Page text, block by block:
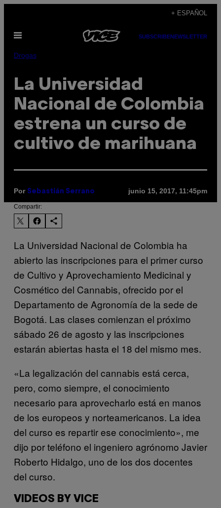
contenido
+ ESPAÑOL
Abrir
SUBSCRIBENEWSLETTER
Drogas
La Universidad
Nacional de Colombia
estrena un curso de
cultivo de marihuana
Por Sebastián Serrano junio 15, 2017, 11:45pm
Compartir:
La Universidad Nacional de Colombia ha
abierto las inscripciones para el primer curso
de Cultivo y Aprovechamiento Medicinal y
Cosmético del Cannabis, ofrecido por el
Departamento de Agronomía de la sede de
Bogotá. Las clases comienzan el próximo
sábado 26 de agosto y las inscripciones
estarán abiertas hasta el 18 del mismo mes.
«La legalización del cannabis está cerca,
pero, como siempre, el conocimiento
necesario para aprovecharlo está en manos
de los europeos y norteamericanos. La idea
del curso es repartir ese conocimiento», me
dijo por teléfono el ingeniero agrónomo Javier
Roberto Hidalgo, uno de los dos docentes
del curso.
VIDEOS BY VICE